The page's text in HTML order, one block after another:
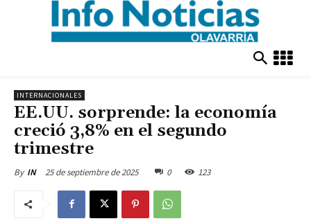
INTERNACIONALES
EE.UU. sorprende: la economía
creció 3,8% en el segundo
trimestre
By IN 25 de septiembre de 2025 0 123